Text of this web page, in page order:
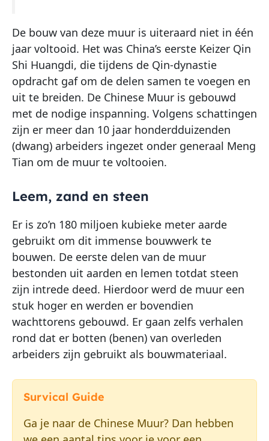
De bouw van deze muur is uiteraard niet in één
jaar voltooid. Het was China’s eerste Keizer Qin
Shi Huangdi, die tijdens de Qin-dynastie
opdracht gaf om de delen samen te voegen en
uit te breiden. De Chinese Muur is gebouwd
met de nodige inspanning. Volgens schattingen
zijn er meer dan 10 jaar honderdduizenden
(dwang) arbeiders ingezet onder generaal Meng
Tian om de muur te voltooien.
Leem, zand en steen
Er is zo’n 180 miljoen kubieke meter aarde
gebruikt om dit immense bouwwerk te
bouwen. De eerste delen van de muur
bestonden uit aarden en lemen totdat steen
zijn intrede deed. Hierdoor werd de muur een
stuk hoger en werden er bovendien
wachttorens gebouwd. Er gaan zelfs verhalen
rond dat er botten (benen) van overleden
arbeiders zijn gebruikt als bouwmateriaal.
Survical Guide
Ga je naar de Chinese Muur? Dan hebben